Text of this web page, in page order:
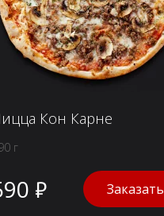
Кон Карне
г
₽ Заказать